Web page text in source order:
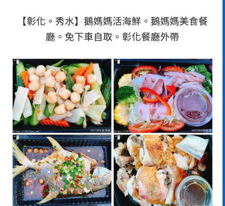
【彰化。秀水】鵝媽媽活海鮮。鵝媽媽美食餐
廳。免下車自取。彰化餐廳外帶